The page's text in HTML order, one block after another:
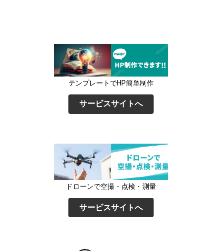
テンプレートでHP簡単制作
サービスサイトへ
ドローンで空撮・点検・測量
サービスサイトへ